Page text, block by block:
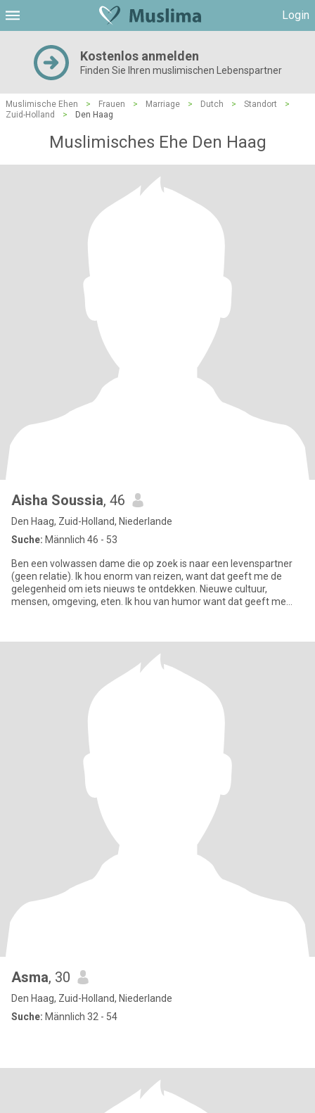
Login
Kostenlos anmelden
Finden Sie Ihren muslimischen Lebenspartner
Muslimische Ehen > Frauen > Marriage > Dutch > Standort
>
Zuid-Holland
> Den Haag
Muslimisches Ehe Den Haag
Aisha Soussia, 46
Den Haag, Zuid-Holland, Niederlande
Suche: Männlich 46 - 53
Ben een volwassen dame die op zoek is naar een levenspartner
(geen relatie). Ik hou enorm van reizen, want dat geeft me de
gelegenheid om iets nieuws te ontdekken. Nieuwe cultuur,
mensen, omgeving, eten. Ik hou van humor want dat geeft me
Asma, 30
Den Haag, Zuid-Holland, Niederlande
Suche: Männlich 32 - 54